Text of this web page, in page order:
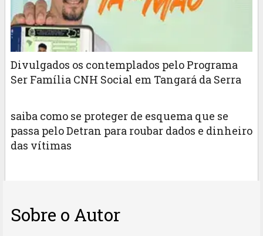
Divulgados os contemplados pelo Programa
Ser Família CNH Social em Tangará da Serra
saiba como se proteger de esquema que se
passa pelo Detran para roubar dados e dinheiro
das vítimas
Sobre o Autor